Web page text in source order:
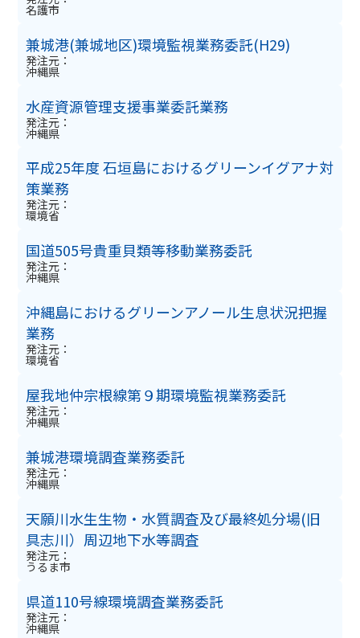
名護市
兼城港(兼城地区)環境監視業務委託(H29)
発注元：
沖縄県
水産資源管理支援事業委託業務
発注元：
沖縄県
平成25年度 石垣島におけるグリーンイグアナ対
策業務
発注元：
環境省
国道505号貴重貝類等移動業務委託
発注元：
沖縄県
沖縄島におけるグリーンアノール生息状況把握
業務
発注元：
環境省
屋我地仲宗根線第９期環境監視業務委託
発注元：
沖縄県
兼城港環境調査業務委託
発注元：
沖縄県
天願川水生生物・水質調査及び最終処分場(旧
具志川）周辺地下水等調査
発注元：
うるま市
県道110号線環境調査業務委託
発注元：
沖縄県